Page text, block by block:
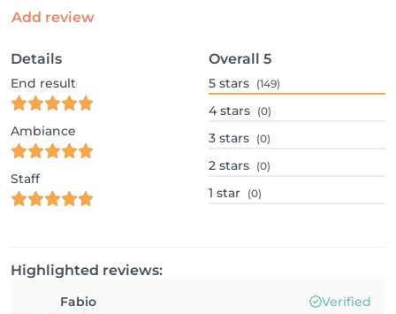
Add review
Details
End result
Ambiance
Staff
Overall 5
5 stars (149)
4 stars (0)
3 stars (0)
2 stars (0)
1 star (0)
Highlighted reviews:
Fabio Verified